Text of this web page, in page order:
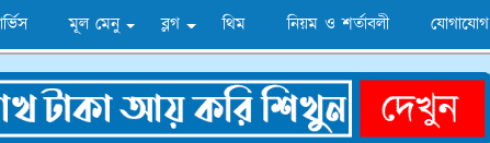
মূল মেনু ব্লগ থিম নিয়ম ও শর্তাবলী যোগাযোগ